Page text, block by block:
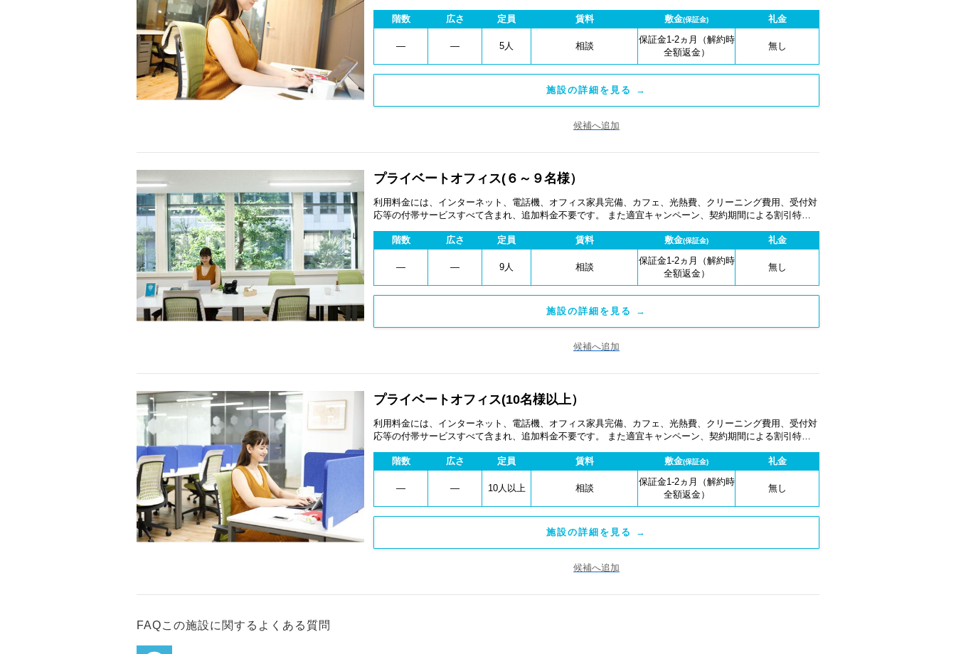
階数
広さ 定員 賃料 敷金(保証金) 礼金
― ― 5人 相談
保証金1-2ヵ月（解約時
全額返金）
無し
施設の詳細を見る →
候補へ追加
プライベートオフィス(６～９名様）
利用料金には、インターネット、電話機、オフィス家具完備、カフェ、光熱費、クリーニング費用、受付対
応等の付帯サービスすべて含まれ、追加料金不要です。 また適宜キャンペーン、契約期間による割引特典
階数
広さ 定員 賃料 敷金(保証金) 礼金
― ― 9人 相談
保証金1-2ヵ月（解約時
全額返金）
無し
施設の詳細を見る →
候補へ追加
プライベートオフィス(10名様以上）
利用料金には、インターネット、電話機、オフィス家具完備、カフェ、光熱費、クリーニング費用、受付対
応等の付帯サービスすべて含まれ、追加料金不要です。 また適宜キャンペーン、契約期間による割引特典
階数
広さ 定員 賃料 敷金(保証金) 礼金
― ― 10人以上 相談
保証金1-2ヵ月（解約時
全額返金）
無し
施設の詳細を見る →
候補へ追加
FAQこの施設に関するよくある質問